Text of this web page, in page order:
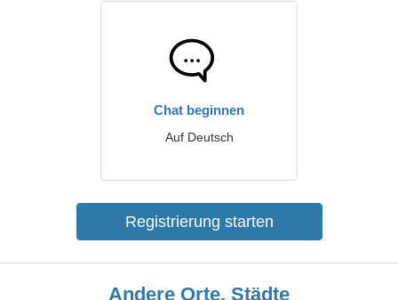
Chat beginnen
Auf Deutsch
Registrierung starten
Andere Orte, Städte